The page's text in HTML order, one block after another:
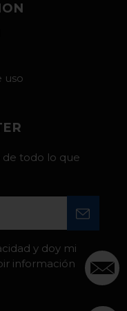
uso
de todo lo que
y doy mi
información